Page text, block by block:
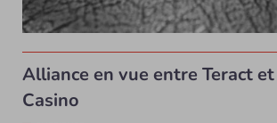
Alliance en vue entre Teract
Casino